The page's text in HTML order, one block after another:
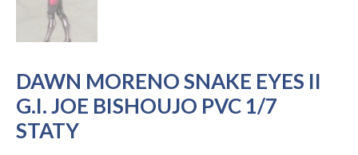
DAWN MORENO SNAKE EYES II
G.I. JOE BISHOUJO PVC 1/7
STATY